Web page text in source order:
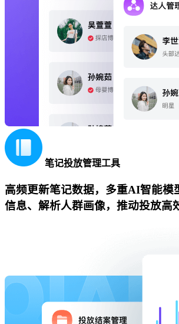
笔记投放管理工具
高频更新笔记数据，多重AI智能模
信息、解析人群画像，推动投放高